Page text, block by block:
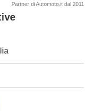
Partner di Automoto.it dal 2011